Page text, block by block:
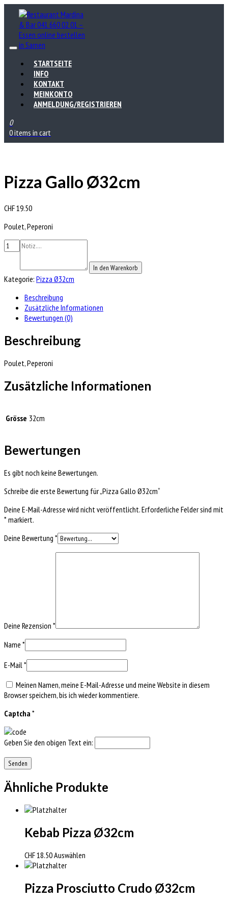
STARTSEITE
INFO
KONTAKT
MEINKONTO
ANMELDUNG/REGISTRIEREN
0
0 items in cart
Pizza Gallo Ø32cm
CHF19.50
Poulet, Peperoni
In den Warenkorb
Kategorie: Pizza Ø32cm
Beschreibung
Zusätzliche Informationen
Bewertungen (0)
Beschreibung
Poulet, Peperoni
Zusätzliche Informationen
Grösse 32cm
Bewertungen
Es gibt noch keine Bewertungen.
Schreibe die erste Bewertung für „Pizza Gallo Ø32cm“
Deine E-Mail-Adresse wird nicht veröffentlicht.Erforderliche Felder sind mit
*markiert.
Deine Bewertung *
Deine Rezension *
Name *
E-Mail*
Meinen Namen, meine E-Mail-Adresse und meine Website in diesem
Browser speichern, bis ich wieder kommentiere.
Captcha *
Geben Sie den obigen Text ein:
Ähnliche Produkte
Kebab Pizza Ø32cm
CHF18.50Auswählen
Pizza Prosciutto Crudo Ø32cm